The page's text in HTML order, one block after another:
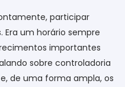
participar
Era um horário sempre
importantes
sobre controladoria
de uma forma ampla, os